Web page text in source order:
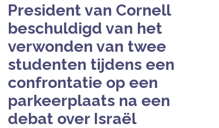
President van Cornell
beschuldigd van het
verwonden van twee
studenten tijdens een
confrontatie op een
parkeerplaats na een
debat over Israël